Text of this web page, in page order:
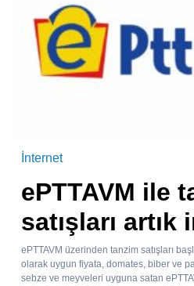
İnternet
ePTTAVM ile
satışları
ePTTAVM üzerinden tanzim satışları
olarak uygun fiyata, domates, biber ve
sebze ve meyveleri uyguna satan